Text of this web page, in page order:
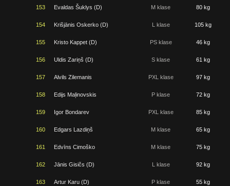
153 Evaldas Šuklys (D) M klase 80 kg
154 Krišjānis Oskerko (D) L klase 105 kg
155 Kristo Kappet (D) PS klase 46 kg
156 Uldis Zariņš (D) S klase 61 kg
157 Alvils Zilemanis PXL klase 97 kg
158 Edijs Maļinovskis P klase 72 kg
159 Igor Bondarev PXL klase 85 kg
160 Edgars Lazdiņš M klase 65 kg
161 Edvīns Cimoško M klase 75 kg
162 Jānis Gisičs (D) L klase 92 kg
163 Artur Karu (D) P klase 55 kg